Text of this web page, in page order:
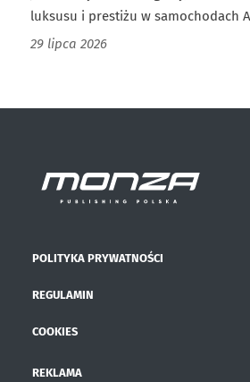
luksusu i prestiżu w samochodach
29 lipca 2026
POLITYKA PRYWATNOŚCI
REGULAMIN
COOKIES
REKLAMA